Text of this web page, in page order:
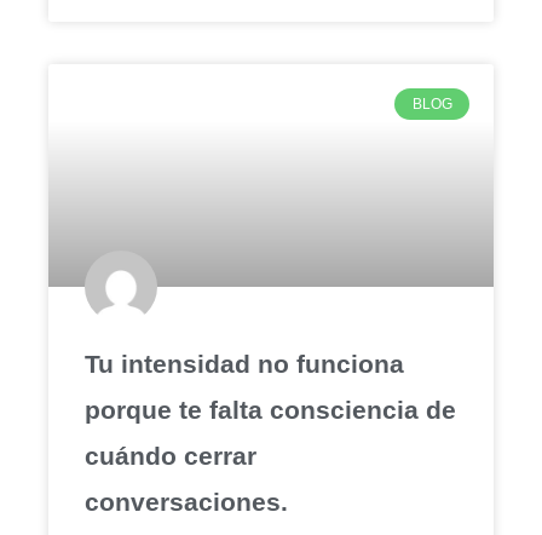
BLOG
Tu intensidad no funciona
porque te falta consciencia de
cuándo cerrar
conversaciones.